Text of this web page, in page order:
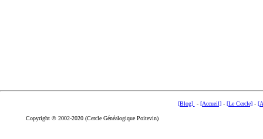
[Blog] - [Accueil]- [Le Cercle]-
Copyright © 2002-2020 (Cercle Généalogique Poitevin)